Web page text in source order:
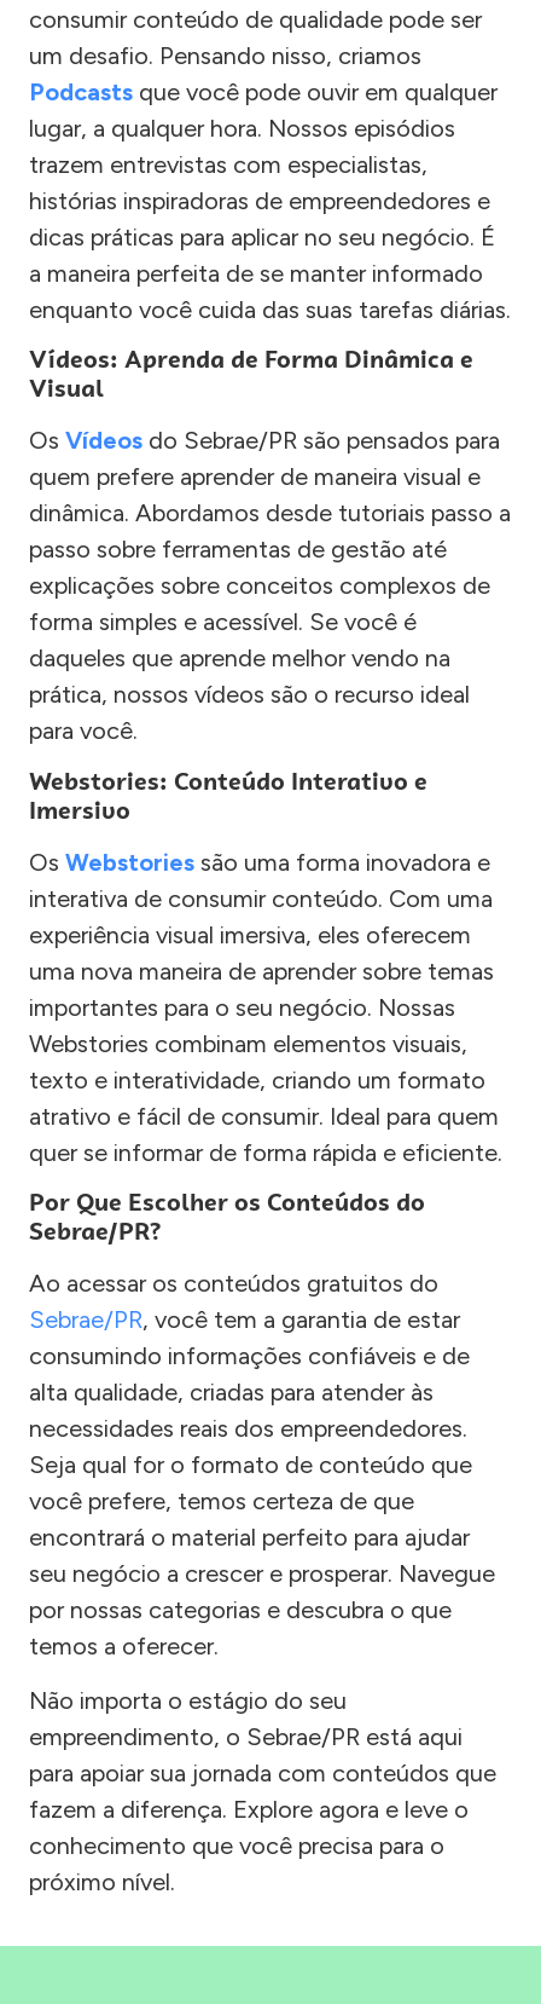
consumir conteúdo de qualidade pode ser
um desafio. Pensando nisso, criamos
Podcasts que você pode ouvir em qualquer
lugar, a qualquer hora. Nossos episódios
trazem entrevistas com especialistas,
histórias inspiradoras de empreendedores e
dicas práticas para aplicar no seu negócio. É
a maneira perfeita de se manter informado
enquanto você cuida das suas tarefas diárias.
Vídeos: Aprenda de Forma Dinâmica e
Visual
Os Vídeos do Sebrae/PR são pensados para
quem prefere aprender de maneira visual e
dinâmica. Abordamos desde tutoriais passo a
passo sobre ferramentas de gestão até
explicações sobre conceitos complexos de
forma simples e acessível. Se você é
daqueles que aprende melhor vendo na
prática, nossos vídeos são o recurso ideal
para você.
Webstories: Conteúdo Interativo e
Imersivo
Os Webstories são uma forma inovadora e
interativa de consumir conteúdo. Com uma
experiência visual imersiva, eles oferecem
uma nova maneira de aprender sobre temas
importantes para o seu negócio. Nossas
Webstories combinam elementos visuais,
texto e interatividade, criando um formato
atrativo e fácil de consumir. Ideal para quem
quer se informar de forma rápida e eficiente.
Por Que Escolher os Conteúdos do
Sebrae/PR?
Ao acessar os conteúdos gratuitos do
Sebrae/PR, você tem a garantia de estar
consumindo informações confiáveis e de
alta qualidade, criadas para atender às
necessidades reais dos empreendedores.
Seja qual for o formato de conteúdo que
você prefere, temos certeza de que
encontrará o material perfeito para ajudar
seu negócio a crescer e prosperar. Navegue
por nossas categorias e descubra o que
temos a oferecer.
Não importa o estágio do seu
empreendimento, o Sebrae/PR está aqui
para apoiar sua jornada com conteúdos que
fazem a diferença. Explore agora e leve o
conhecimento que você precisa para o
próximo nível.